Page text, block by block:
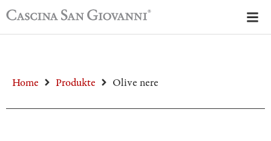
Home Produkte Olive nere